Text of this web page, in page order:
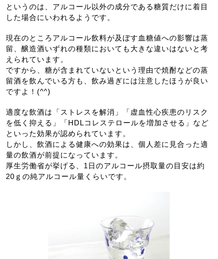
というのは、アルコール以外の成分である糖質だけに着目
した場合にいわれるようです。
現在のところアルコール飲料が及ぼす血糖値への影響は蒸
留、醸造酒いずれの種類においても大きな違いはないと考
えられています。
ですから、糖が含まれていないという理由で焼酎などの蒸
留酒を飲んでいる方も、飲み過ぎには注意したほうが良い
ですよ！(^^)
適度な飲酒は「ストレスを解消」「虚血性心疾患のリスク
を低く抑える」「HDLコレステロールを増加させる」など
といった効果が認められています。
しかし、飲酒による健康への効果は、個人差に見合った適
量の飲酒が前提になっています。
厚生労働省が挙げる、1日のアルコール摂取量の目安は約
20ｇの純アルコール量くらいです。